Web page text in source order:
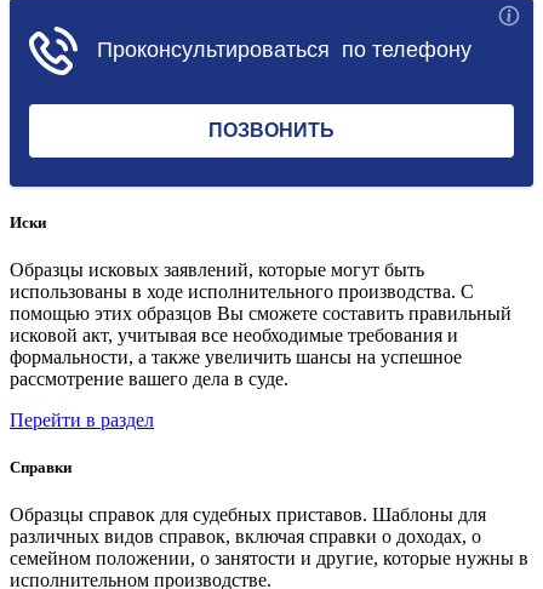
Иски
Образцы исковых заявлений, которые могут быть
использованы в ходе исполнительного производства. С
помощью этих образцов Вы сможете составить правильный
исковой акт, учитывая все необходимые требования и
формальности, а также увеличить шансы на успешное
рассмотрение вашего дела в суде.
Перейти в раздел
Справки
Образцы справок для судебных приставов. Шаблоны для
различных видов справок, включая справки о доходах, о
семейном положении, о занятости и другие, которые нужны в
исполнительном производстве.